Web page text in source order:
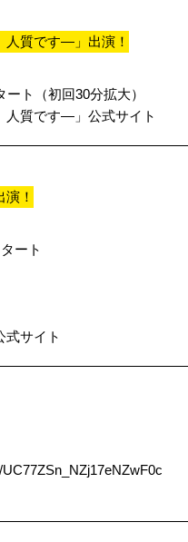
質です―」出演！
ト（初回30分拡大）
人質です―」公式サイト
！
ート
式サイト